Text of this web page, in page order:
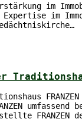
im
im
FRANZEN